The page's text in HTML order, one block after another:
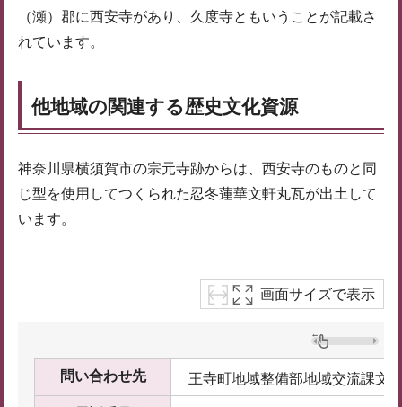
（瀬）郡に西安寺があり、久度寺ともいうことが記載さ
れています。
他地域の関連する歴史文化資源
神奈川県横須賀市の宗元寺跡からは、西安寺のものと同
じ型を使用してつくられた忍冬蓮華文軒丸瓦が出土して
います。
画面サイズで表示
問い合わせ先 王寺町地域整備部地域交流課文